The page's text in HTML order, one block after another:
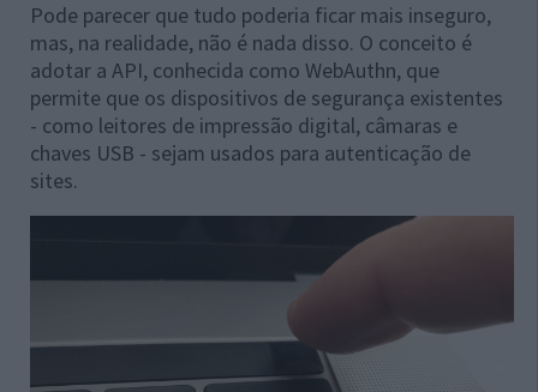
Pode parecer que tudo poderia ficar mais inseguro,
mas, na realidade, não é nada disso. O conceito é
adotar a API, conhecida como WebAuthn, que
permite que os dispositivos de segurança existentes
- como leitores de impressão digital, câmaras e
chaves USB - sejam usados ​​para autenticação de
sites.